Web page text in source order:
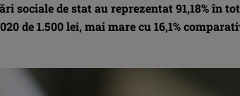
sociale de stat au reprezentat 91,18% în
de 1.500 lei, mai mare cu 16,1%